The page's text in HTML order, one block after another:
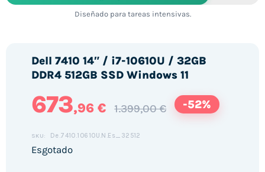
Diseñado para tareas intensivas.
Dell 7410 14″ / i7-10610U / 32GB
DDR4 512GB SSD Windows 11
673,96 € 1.399,00 € -52%
SKU: De.7410.10610U.N.Es_32512
Esgotado